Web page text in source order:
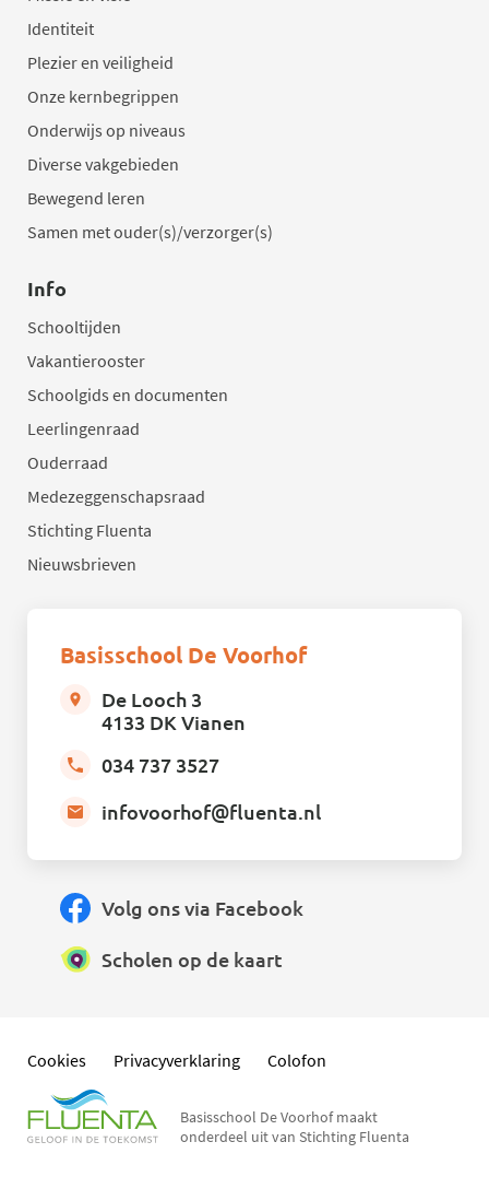
Identiteit
Plezier en veiligheid
Onze kernbegrippen
Onderwijs op niveaus
Diverse vakgebieden
Bewegend leren
Samen met ouder(s)/verzorger(s)
Info
Schooltijden
Vakantierooster
Schoolgids en documenten
Leerlingenraad
Ouderraad
Medezeggenschapsraad
Stichting Fluenta
Nieuwsbrieven
Basisschool De Voorhof
De Looch 3
4133 DK Vianen
034 737 3527
infovoorhof@fluenta.nl
Volg ons via Facebook
Scholen op de kaart
Cookies Privacyverklaring Colofon
Basisschool De Voorhof maakt
onderdeel uit van Stichting Fluenta